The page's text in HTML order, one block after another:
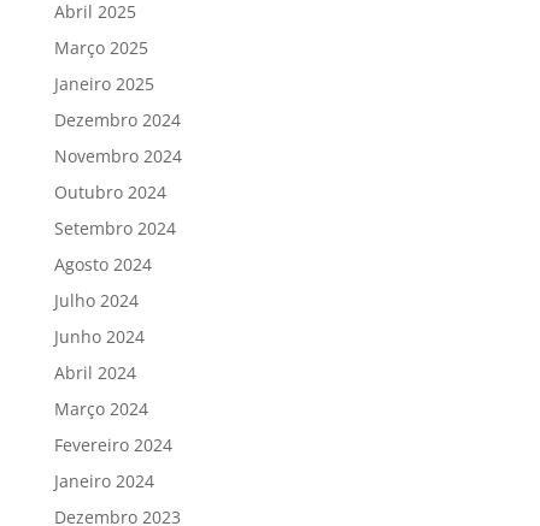
Abril 2025
Março 2025
Janeiro 2025
Dezembro 2024
Novembro 2024
Outubro 2024
Setembro 2024
Agosto 2024
Julho 2024
Junho 2024
Abril 2024
Março 2024
Fevereiro 2024
Janeiro 2024
Dezembro 2023